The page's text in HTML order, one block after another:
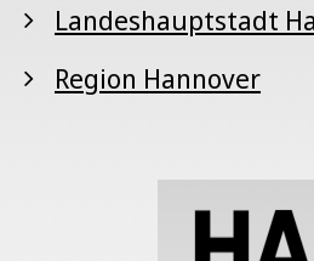
Landeshauptstadt
Region Hannover